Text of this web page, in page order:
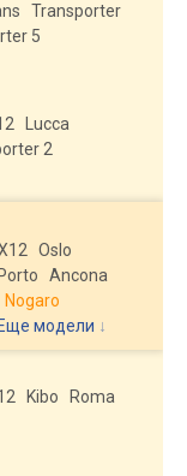
Transporter
5
Lucca
2
Oslo
Porto
Ancona
Nogaro
Еще модели ↓
Kibo
Roma